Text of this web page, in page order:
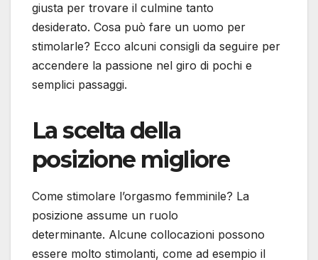
giusta per trovare il culmine tanto
desiderato. Cosa può fare un uomo per
stimolarle? Ecco alcuni consigli da seguire per
accendere la passione nel giro di pochi e
semplici passaggi.
La scelta della
posizione migliore
Come stimolare l’orgasmo femminile? La
posizione assume un ruolo
determinante. Alcune collocazioni possono
essere molto stimolanti, come ad esempio il